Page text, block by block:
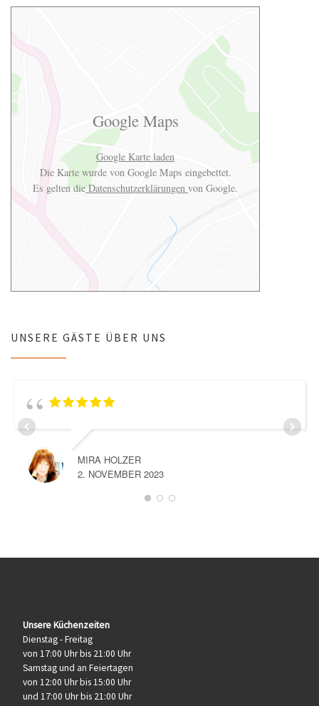
Google Maps
Google Karte laden
Die Karte wurde von Google Maps eingebettet.
Es gelten dieDatenschutzerklärungen von Google.
UNSERE GÄSTE ÜBER UNS
MIRA HOLZER
2. NOVEMBER 2023
Unsere Küchenzeiten
Dienstag - Freitag
von 17:00 Uhr bis 21:00 Uhr
Samstag und an Feiertagen
von 12:00 Uhr bis 15:00 Uhr
und 17:00 Uhr bis 21:00 Uhr